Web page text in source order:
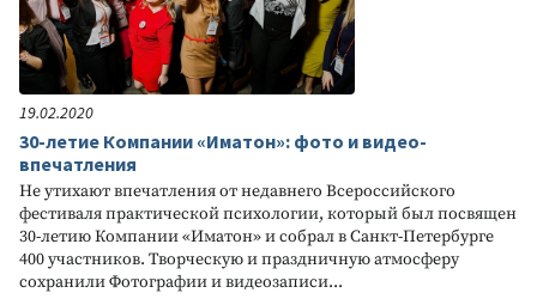
19.02.2020
30-летие Компании «Иматон»: фото и видео-
впечатления
Не утихают впечатления от недавнего Всероссийского
фестиваля практической психологии, который был посвящен
30-летию Компании «Иматон» и собрал в Санкт-Петербурге
400 участников. Творческую и праздничную атмосферу
сохранили Фотографии и видеозаписи...